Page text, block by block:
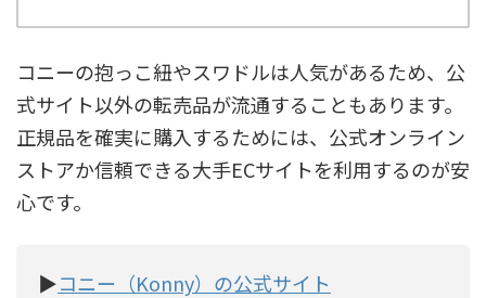
コニーの抱っこ紐やスワドルは人気があるため、公
式サイト以外の転売品が流通することもあります。
正規品を確実に購入するためには、公式オンライン
ストアか信頼できる大手ECサイトを利用するのが安
心です。
▶コニー（Konny）の公式サイト